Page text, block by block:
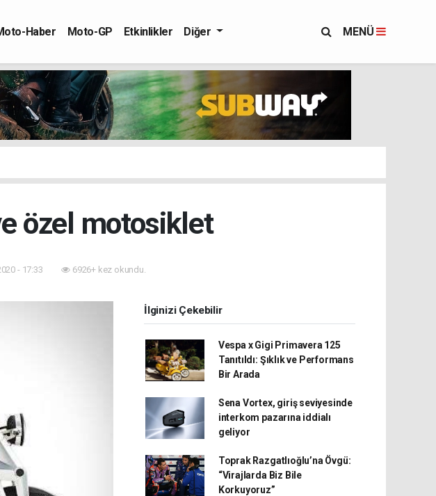
Haber Moto-GP Etkinlikler Diğer MENÜ
özel motosiklet
- 17:33 6926+ kez okundu.
İlginizi Çekebilir
Vespa x Gigi Primavera 125
Tanıtıldı: Şıklık ve Performans
Bir Arada
Sena Vortex, giriş seviyesinde
interkom pazarına iddialı
geliyor
Toprak Razgatlıoğlu’na Övgü:
“Virajlarda Biz Bile
Korkuyoruz”